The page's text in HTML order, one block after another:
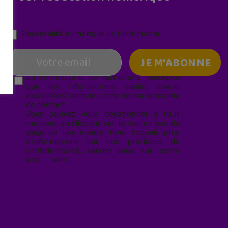
Parentalité numérique (le lundi matin)
En soumettant ce formulaire, j’accepte
que les informations saisies soient
exploitées* dans le cadre de ma demande
de contact.
Vous pouvez vous désabonner à tout
moment en cliquant sur le lien en bas de
page de nos emails. Pour obtenir plus
d'informations sur nos pratiques de
confidentialité, rendez-vous sur notre
site web